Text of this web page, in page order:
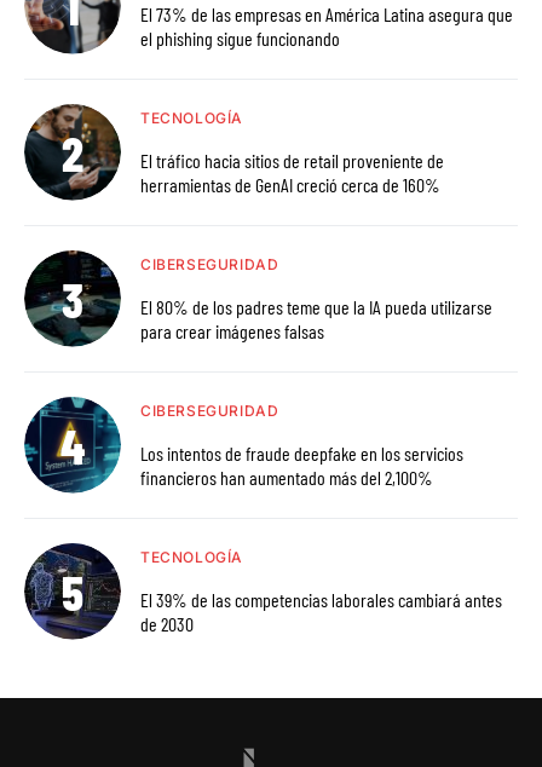
El 73% de las empresas en América Latina asegura que
el phishing sigue funcionando
TECNOLOGÍA
El tráfico hacia sitios de retail proveniente de
herramientas de GenAI creció cerca de 160%
CIBERSEGURIDAD
El 80% de los padres teme que la IA pueda utilizarse
para crear imágenes falsas
CIBERSEGURIDAD
Los intentos de fraude deepfake en los servicios
financieros han aumentado más del 2,100%
TECNOLOGÍA
El 39% de las competencias laborales cambiará antes
de 2030